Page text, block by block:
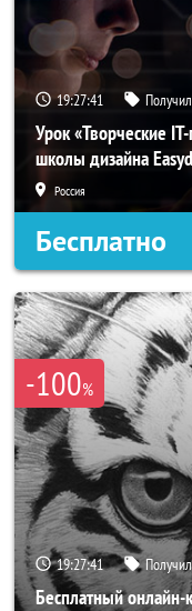
19:27:38
Урок «Творческие
школы дизайна
Россия
Бесплатно
-100%
19:27:38
Бесплатный онлайн-